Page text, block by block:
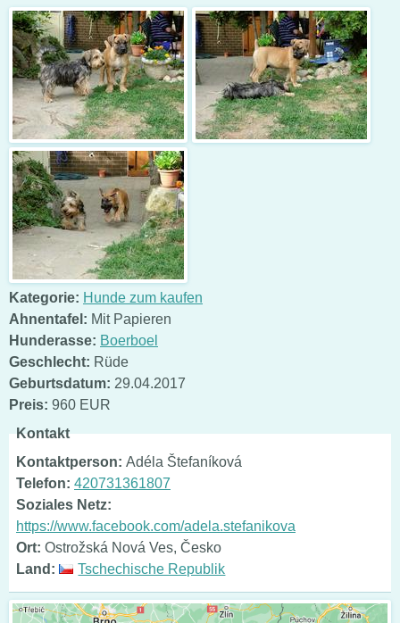
Kategorie: Hunde zum kaufen
Ahnentafel: Mit Papieren
Hunderasse: Boerboel
Geschlecht: Rüde
Geburtsdatum: 29.04.2017
Preis: 960 EUR
Kontakt
Kontaktperson: Adéla Štefaníková
Telefon: 420731361807
Soziales Netz:
https://www.facebook.com/adela.stefanikova
Ort: Ostrožská Nová Ves, Česko
Land:
Tschechische Republik